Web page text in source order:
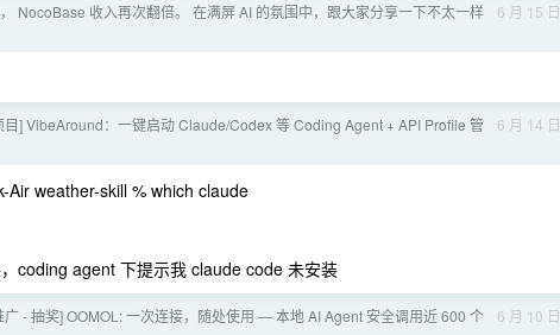
6 月 15 日
NocoBase 收入再次翻倍。 在满屏 AI 的氛围中，跟大家分享一下不太一样
6 月 14 日
目] VibeAround：一键启动 Claude/Codex 等 Coding Agent + API Profile 管
weather-skill % which claude
coding agent 下提示我 claude code 未安装
6 月 10 日
广 - 抽奖] OOMOL: 一次连接，随处使用 — 本地 AI Agent 安全调用近 600 个